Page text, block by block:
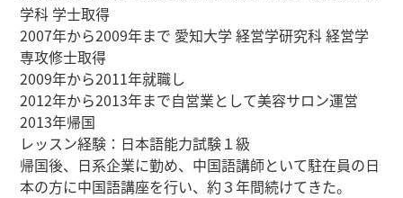
学科 学士取得
2007年から2009年まで 愛知大学 経営学研究科 経営学
専攻修士取得
2009年から2011年就職し
2012年から2013年まで自営業として美容サロン運営
2013年帰国
レッスン経験：日本語能力試験１級
帰国後、日系企業に勤め、中国語講師といて駐在員の日
本の方に中国語講座を行い、約３年間続けてきた。